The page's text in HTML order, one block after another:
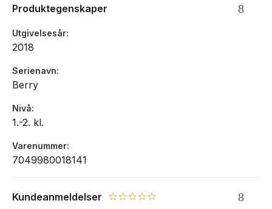
Produktegenskaper
Utgivelsesår
2018
Serienavn
Berry
Nivå
1.-2. kl.
Varenummer
7049980018141
Kundeanmeldelser 0.0 star rating